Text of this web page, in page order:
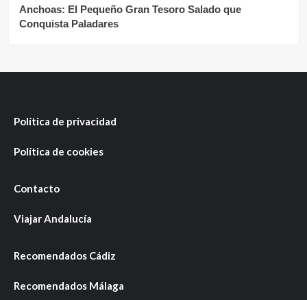
Anchoas: El Pequeño Gran Tesoro Salado que
Conquista Paladares
Política de privacidad
Política de cookies
Contacto
Viajar Andalucía
Recomendados Cádiz
Recomendados Málaga